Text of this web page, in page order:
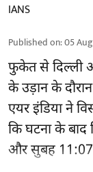
IANS
Published on:05
फुकेत सेदिल्ली
के उड़ान के
एयर इंडिया ने
कि घटना के बाद
और सुबह 11:07